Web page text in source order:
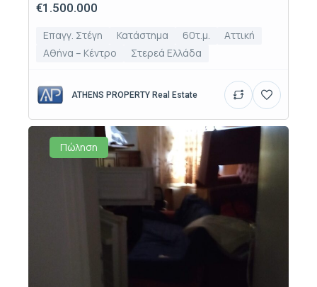
€1.500.000
Επαγγ. Στέγη Κατάστημα 60τ.μ.
Αττική
Αθήνα – Κέντρο
Στερεά Ελλάδα
ATHENS PROPERTY Real Estate
Πώληση